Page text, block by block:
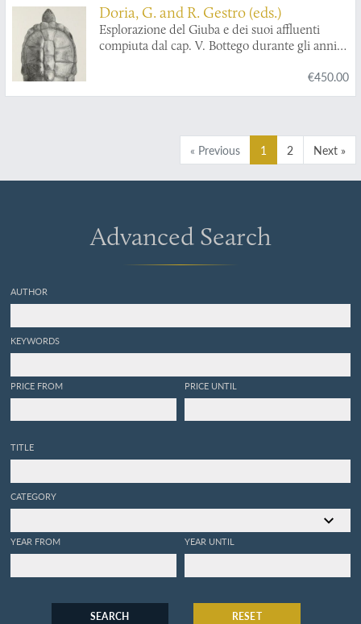
Doria, G. and R. Gestro (eds.)
Esplorazione del Giuba e dei suoi affluenti
compiuta dal cap. V. Bottego durante gli anni
€450.00
« Previous 1 2 Next »
Advanced Search
AUTHOR
KEYWORDS
PRICE FROM PRICE UNTIL
TITLE
CATEGORY
YEAR FROM YEAR UNTIL
SEARCH RESET